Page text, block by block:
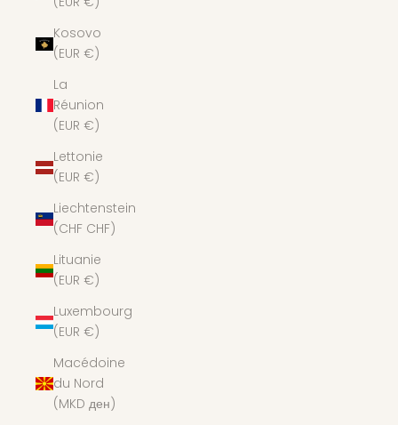
Kosovo
(EUR €)
La
Réunion
(EUR €)
Lettonie
(EUR €)
Liechtenstein
(CHF CHF)
Lituanie
(EUR €)
Luxembourg
(EUR €)
Macédoine
du Nord
(MKD ден)